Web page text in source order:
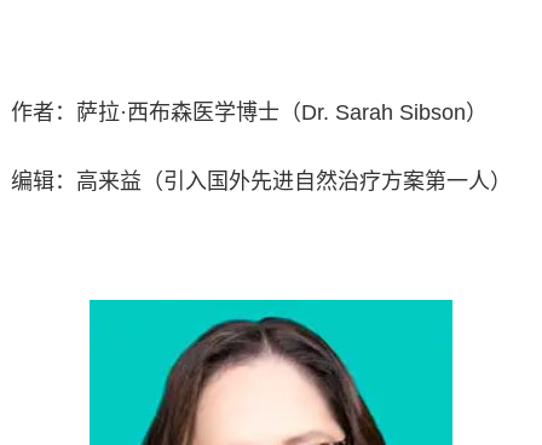
作者：萨拉·西布森医学博士（Dr. Sarah Sibson）
编辑：高来益（引入国外先进自然治疗方案第一人）